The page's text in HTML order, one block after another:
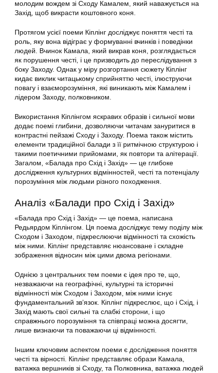
молодим вождем зі Сходу Камалем, який наважується на
Захід, щоб викрасти коштовного коня.
Протягом усієї поеми Кіплінг досліджує поняття честі та
роль, яку вона відіграє у формуванні вчинків і поведінки
людей. Вчинок Камала, який викрав коня, розглядається
як порушення честі, і це призводить до переслідування з
боку Заходу. Однак у міру розгортання сюжету Кіплінг
кидає виклик читацькому сприйняттю честі, ілюструючи
повагу і взаєморозуміння, які виникають між Камалем і
лідером Заходу, полковником.
Використання Кіплінгом яскравих образів і сильної мови
додає поемі глибини, дозволяючи читачам зануритися в
контрастні пейзажі Сходу і Заходу. Поема також містить
елементи традиційної балади з її ритмічною структурою і
такими поетичними прийомами, як повтори та алітерації.
Загалом, «Балада про Схід і Захід» — це глибоке
дослідження культурних відмінностей, честі та потенціалу
порозуміння між людьми різного походження.
Аналіз «Балади про Схід і Захід»
«Балада про Схід і Захід» — це поема, написана
Редьярдом Кіплінгом. Ця поема досліджує тему поділу між
Сходом і Заходом, підкреслюючи відмінності та схожість
між ними. Кіплінг представляє нюансоване і складне
зображення відносин між цими двома регіонами.
Однією з центральних тем поеми є ідея про те, що,
незважаючи на географічні, культурні та історичні
відмінності між Сходом і Заходом, між ними існує
фундаментальний зв’язок. Кіплінг підкреслює, що і Схід, і
Захід мають свої сильні та слабкі сторони, і що
справжнього порозуміння та співпраці можна досягти,
лише визнаючи та поважаючи ці відмінності.
Іншим ключовим аспектом поеми є дослідження поняття
честі та вірності. Кіплінг представляє образи Камала,
ватажка вершників зі Сходу, та Полковника, ватажка людей